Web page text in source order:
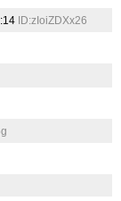
ID:zIoiZDXx26